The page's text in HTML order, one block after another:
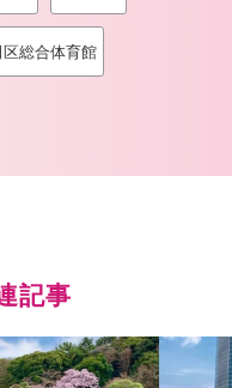
区総合体育館
記事